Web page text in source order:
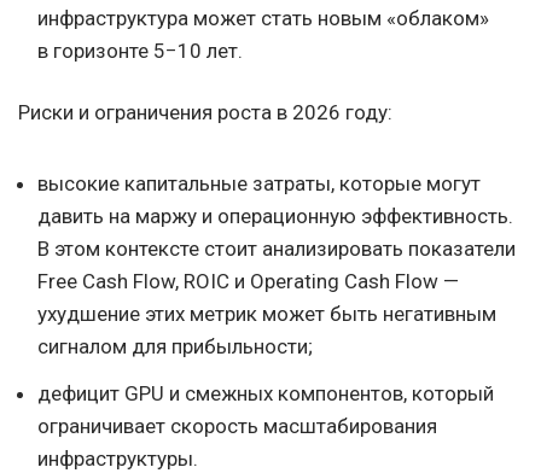
инфраструктура может стать новым «облаком»
в горизонте 5−10 лет.
Риски и ограничения роста в 2026 году:
высокие капитальные затраты, которые могут
давить на маржу и операционную эффективность.
В этом контексте стоит анализировать показатели
Free Cash Flow, ROIC и Operating Cash Flow —
ухудшение этих метрик может быть негативным
сигналом для прибыльности;
дефицит GPU и смежных компонентов, который
ограничивает скорость масштабирования
инфраструктуры.